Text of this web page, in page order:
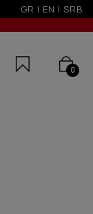
GR | EN | SRB
0